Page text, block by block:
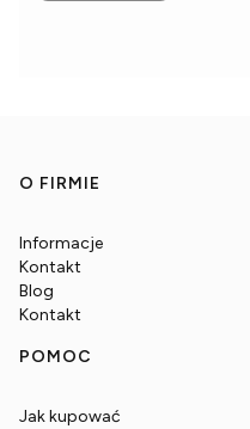
Linki w stopce
O FIRMIE
Informacje
Kontakt
Blog
Kontakt
POMOC
Jak kupować